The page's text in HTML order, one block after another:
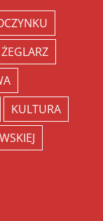
KULTURA